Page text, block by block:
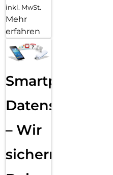
inkl. MwSt.
Mehr
erfahren
Smartphone
Datensicherung
– Wir
sichern